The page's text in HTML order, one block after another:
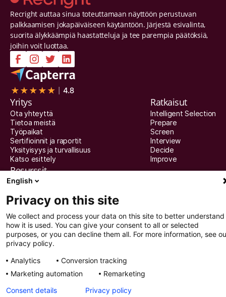
Recright auttaa sinua toteuttamaan näyttöön perustuvan
palkkaamisen jokapäiväiseen käytäntöön. Järjestä esivalinta,
suorita älykkäämpiä haastatteluja ja tee parempia päätöksiä,
joihin voit luottaa.
Yritys
Ota yhteyttä
Tietoa meistä
Työpaikat
Sertifioinnit ja raportit
Yksityisyys ja turvallisuus
Katso esittely
Ratkaisut
Intelligent Selection
Prepare
Screen
Interview
Decide
Improve
Resurssit
Resurssit
Oppaat
Webinaarit
Asiakastarinat
Integraatiokumppanit
© 2025 Recright. Kaikki oikeudet pidätetään.
English
Privacy on this site
We collect and process your data on this site to better understand
how it is used. You can give your consent to all or selected
purposes, or you can decline them all. For more information, see
privacy policy.
Analytics
Conversion tracking
Marketing automation
Remarketing
Consent details
Privacy policy